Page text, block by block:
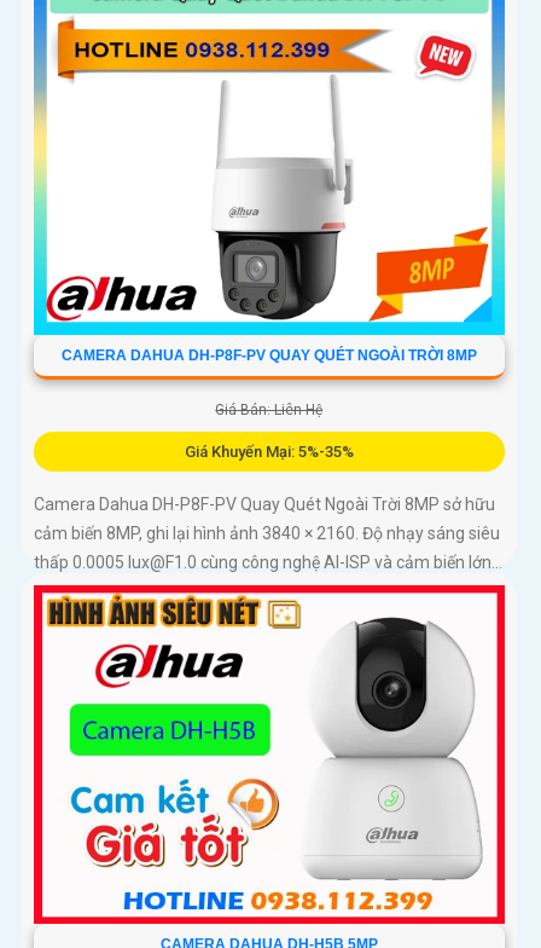
CAMERA DAHUA DH-P8F-PV QUAY QUÉT NGOÀI TRỜI 8MP
Giá Bán: Liên Hệ
Giá Khuyến Mại: 5%-35%
Camera Dahua DH-P8F-PV Quay Quét Ngoài Trời 8MP sở hữu
cảm biến 8MP, ghi lại hình ảnh 3840 × 2160. Độ nhạy sáng siêu
thấp 0.0005 lux@F1.0 cùng công nghệ AI-ISP và cảm biến lớn...